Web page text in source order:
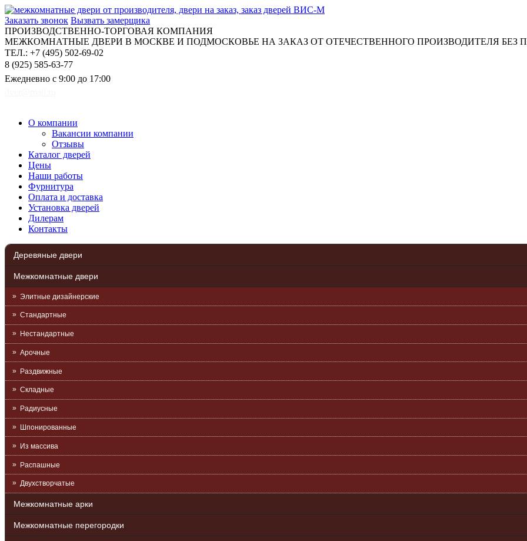
Заказать звонок Вызвать замерщика
ПРОИЗВОДСТВЕННО-ТОРГОВАЯ КОМПАНИЯ
МЕЖКОМНАТНЫЕ ДВЕРИ В МОСКВЕ И ПОДМОСКОВЬЕ НА ЗАКАЗ ОТ ОТЕЧЕСТВЕННОГО ПРОИЗВОДИТЕЛЯ БЕЗ
ТЕЛ.: +7 (495) 502-69-02
8 (925) 585-63-77
Ежедневно с 9:00 до 17:00
О компании
Вакансии компании
Отзывы
Каталог дверей
Цены
Наши работы
Фурнитура
Оплата и доставка
Установка дверей
Дилерам
Контакты
Деревяные двери
Межкомнатные двери
Элитные дизайнерские
Стандартные
Нестандартные
Арочные
Раздвижные
Складные
Радиусные
Шпонированные
Из массива
Распашные
Двухстворчатые
Межкомнатные арки
Межкомнатные перегородки